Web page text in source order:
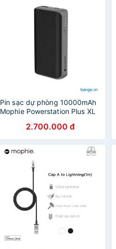
Pin sạc dự phòng 10000mAh
Mophie Powerstation Plus XL
4011016782.700.000 đ